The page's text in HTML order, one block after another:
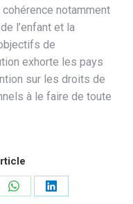
notamment
l’enfant et la
de
exhorte les pays
sur les droits de
à le faire de toute
PartagerPartager